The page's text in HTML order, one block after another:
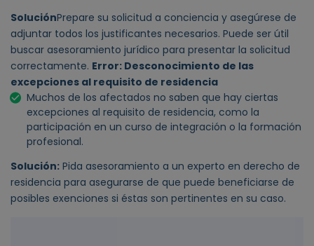
SoluciónPrepare su solicitud a conciencia y asegúrese de
adjuntar todos los justificantes necesarios. Puede ser útil
buscar asesoramiento jurídico para presentar la solicitud
correctamente. Error: Desconocimiento de las
excepciones al requisito de residencia
Muchos de los afectados no saben que hay ciertas
excepciones al requisito de residencia, como la
participación en un curso de integración o la formación
profesional.
Solución: Pida asesoramiento a un experto en derecho de
residencia para asegurarse de que puede beneficiarse de
posibles exenciones si éstas son pertinentes en su caso.